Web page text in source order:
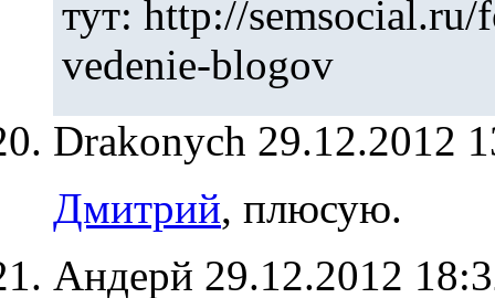
тут: http://
vedenie-blogov
Drakonych 29.12.2012
Дмитрий, плюсую.
Андерй 29.12.2012